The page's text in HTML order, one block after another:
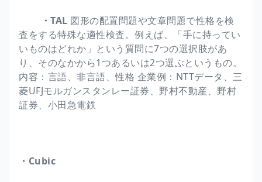
・TAL 図形の配置問題や文章問題で性格を検
査をする特殊な適性検査。例えば、「手に持ってい
いものはどれか」という質問に7つの選択肢があ
り、そのなかから1つあるいは2つ選ぶというもの。
内容：言語、非言語、性格 企業例：NTTデータ、三
菱UFJモルガンスタンレー証券、野村不動産、野村
証券、小田急電鉄
・Cubic